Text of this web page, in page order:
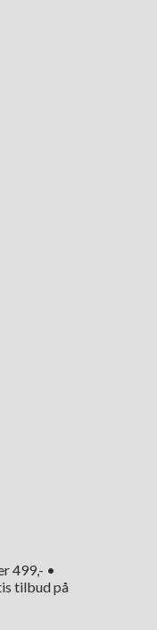
499,- •
tilbud på